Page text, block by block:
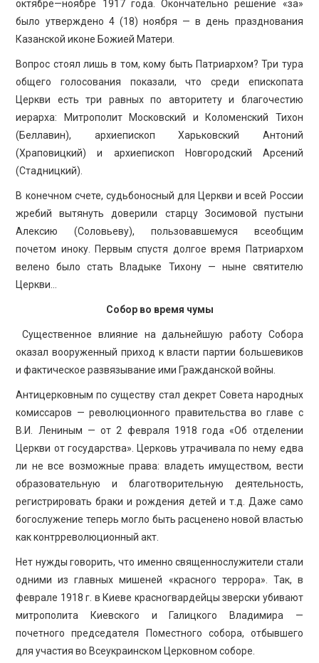
октябре—ноябре 1917 года. Окончательно решение «за»
было утверждено 4 (18) ноября — в день празднования
Казанской иконе Божией Матери.
Вопрос стоял лишь в том, кому быть Патриархом? Три тура
общего голосования показали, что среди епископата
Церкви есть три равных по авторитету и благочестию
иерарха: Митрополит Московский и Коломенский Тихон
(Беллавин), архиепископ Харьковский Антоний
(Храповицкий) и архиепископ Новгородский Арсений
(Стадницкий).
В конечном счете, судьбоносный для Церкви и всей России
жребий вытянуть доверили старцу Зосимовой пустыни
Алексию (Соловьеву), пользовавшемуся всеобщим
почетом иноку. Первым спустя долгое время Патриархом
велено было стать Владыке Тихону — ныне святителю
Церкви…
Собор во время чумы
Существенное влияние на дальнейшую работу Собора
оказал вооруженный приход к власти партии большевиков
и фактическое развязывание ими Гражданской войны.
Антицерковным по существу стал декрет Совета народных
комиссаров — революционного правительства во главе с
В.И. Лениным — от 2 февраля 1918 года «Об отделении
Церкви от государства». Церковь утрачивала по нему едва
ли не все возможные права: владеть имуществом, вести
образовательную и благотворительную деятельность,
регистрировать браки и рождения детей и т.д. Даже само
богослужение теперь могло быть расценено новой властью
как контрреволюционный акт.
Нет нужды говорить, что именно священнослужители стали
одними из главных мишеней «красного террора». Так, в
феврале 1918 г. в Киеве красногвардейцы зверски убивают
митрополита Киевского и Галицкого Владимира —
почетного председателя Поместного собора, отбывшего
для участия во Всеукраинском Церковном соборе.